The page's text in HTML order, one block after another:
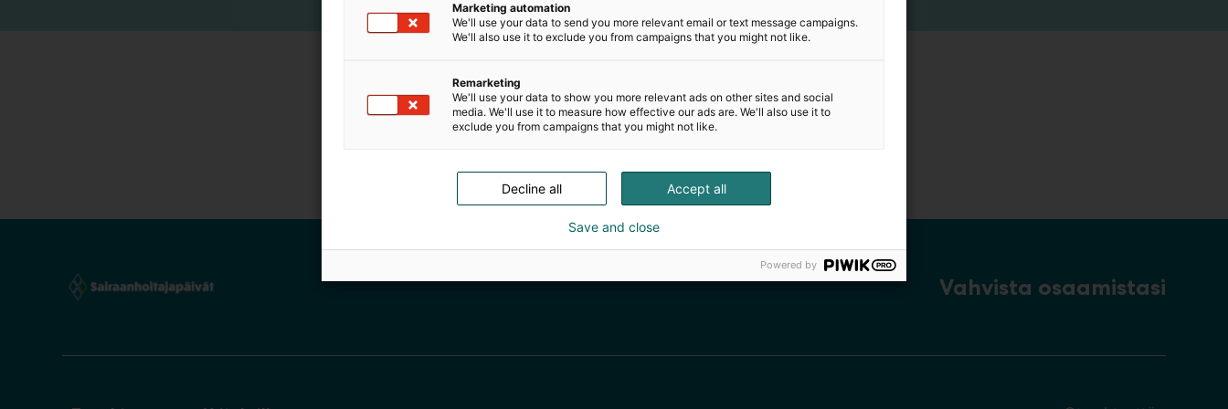
Vahvista osaamistasi
Marketing automation
We'll use your data to send you more relevant email or text message campaigns.
We'll also use it to exclude you from campaigns that you might not like.
Remarketing
We'll use your data to show you more relevant ads on other sites and social
media. We'll use it to measure how effective our ads are. We'll also use it to
exclude you from campaigns that you might not like.
Accept all
Decline all
Save and close
Powered by